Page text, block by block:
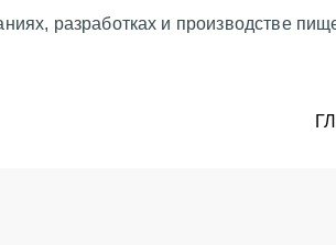
разработках и производстве